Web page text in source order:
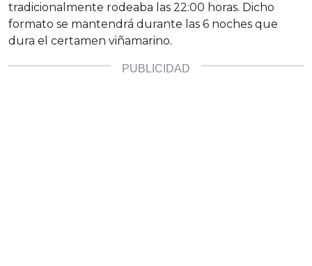
tradicionalmente rodeaba las 22:00 horas. Dicho
formato se mantendrá durante las 6 noches que
dura el certamen viñamarino.